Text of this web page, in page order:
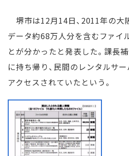
堺市は12月14日、2011年の大
データ約68万人分を含むファイ
とが分かったと発表した。課長補
に持ち帰り、民間のレンタルサ
アクセスされていたという。